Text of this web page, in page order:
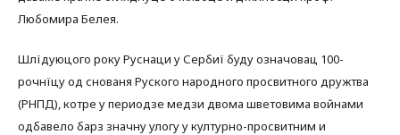
Любомира Белея.
Шлїдуюцого року Руснаци у Сербиї буду означовац 100-
рочнїцу од снованя Руского народного просвитного дружтва
(РНПД), котре у периодзе медзи двома шветовима войнами
одбавело барз значну улогу у културно-просвитним и